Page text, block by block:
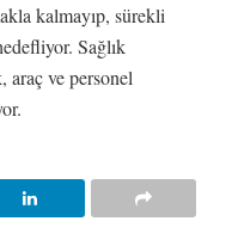
kalmayıp, sürekli
Sağlık
araç ve personel